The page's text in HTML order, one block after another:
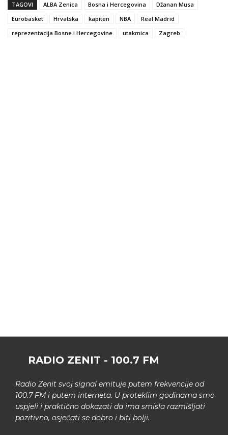
TAGOVI
ALBA Zenica Bosna i Hercegovina
Džanan Musa
Eurobasket
Hrvatska kapiten NBA
Real Madrid
reprezentacija Bosne i Hercegovine
utakmica Zagreb
RADIO ZENIT - 100.7 FM
Radio Zenit svoj signal emituje putem frekvencije od
100.7 FM i putem interneta. U proteklim godinama smo
uspjeli i praktično dokazati da ima smisla razmišljati
pozitivno, osjećati se dobro i biti bolji.